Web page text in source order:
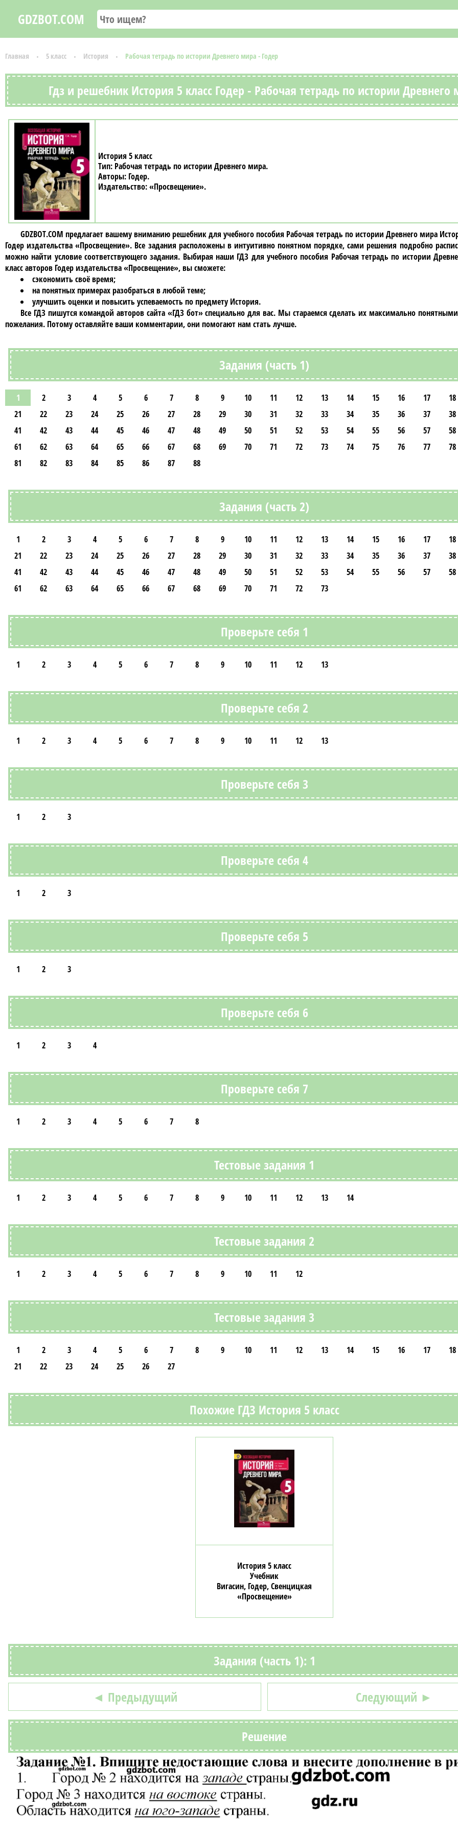
GDZBOT.COM
Главная 5 класс История Рабочая тетрадь по истории Древнего мира - Годер
Гдз и решебник История 5 класс Годер - Рабочая тетрадь по истории Древнего
История 5 класс
Рабочая тетрадь по истории Древнего мира
Годер
«Просвещение»
GDZBOT.COM предлагает вашему вниманию решебник для учебного пособия Рабочая тетрадь по истории Древнего мира
Годер издательства «Просвещение». Все задания расположены в интуитивно понятном порядке, сами решения подробно
можно найти условие соответствующего задания. Выбирая наши ГДЗ для учебного пособия Рабочая тетрадь по истории
класc авторов Годер издательства «Просвещение», вы сможете:
сэкономить своё время;
на понятных примерах разобраться в любой теме;
улучшить оценки и повысить успеваемость по предмету История.
Все ГДЗ пишутся командой авторов сайта «ГДЗ бот» специально для вас. Мы стараемся сделать их максимально
пожелания. Потому оставляйте ваши комментарии, они помогают нам стать лучше.
Задания (часть 1)
1 2 3 4 5 6 7 8 9 10 11 12 13 14 15 16 17 18
21
22 23 24 25 26 27 28 29 30 31 32 33 34 35 36 37 38
41
42 43 44 45 46 47 48 49 50 51 52 53 54 55 56 57 58
61
62 63 64 65 66 67 68 69 70 71 72 73 74 75 76 77 78
81
82 83 84 85 86 87 88
Задания (часть 2)
1 2 3 4 5 6 7 8 9 10 11 12 13 14 15 16 17 18
21
22 23 24 25 26 27 28 29 30 31 32 33 34 35 36 37 38
41
42 43 44 45 46 47 48 49 50 51 52 53 54 55 56 57 58
61
62 63 64 65 66 67 68 69 70 71 72 73
Проверьте себя 1
1 2 3 4 5 6 7 8 9 10 11 12 13
Проверьте себя 2
1 2 3 4 5 6 7 8 9 10 11 12 13
Проверьте себя 3
1 2 3
Проверьте себя 4
1 2 3
Проверьте себя 5
1 2 3
Проверьте себя 6
1 2 3 4
Проверьте себя 7
1 2 3 4 5 6 7 8
Тестовые задания 1
1 2 3 4 5 6 7 8 9 10 11 12 13 14
Тестовые задания 2
1 2 3 4 5 6 7 8 9 10 11 12
Тестовые задания 3
1 2 3 4 5 6 7 8 9 10 11 12 13 14 15 16 17 18
21
22 23 24 25 26 27
Похожие ГДЗ История 5 класс
История 5 класс
Учебник
Вигасин, Годер, Свенцицкая
«Просвещение»
Задания (часть 1): 1
◄ Предыдущий Следующий ►
Решение